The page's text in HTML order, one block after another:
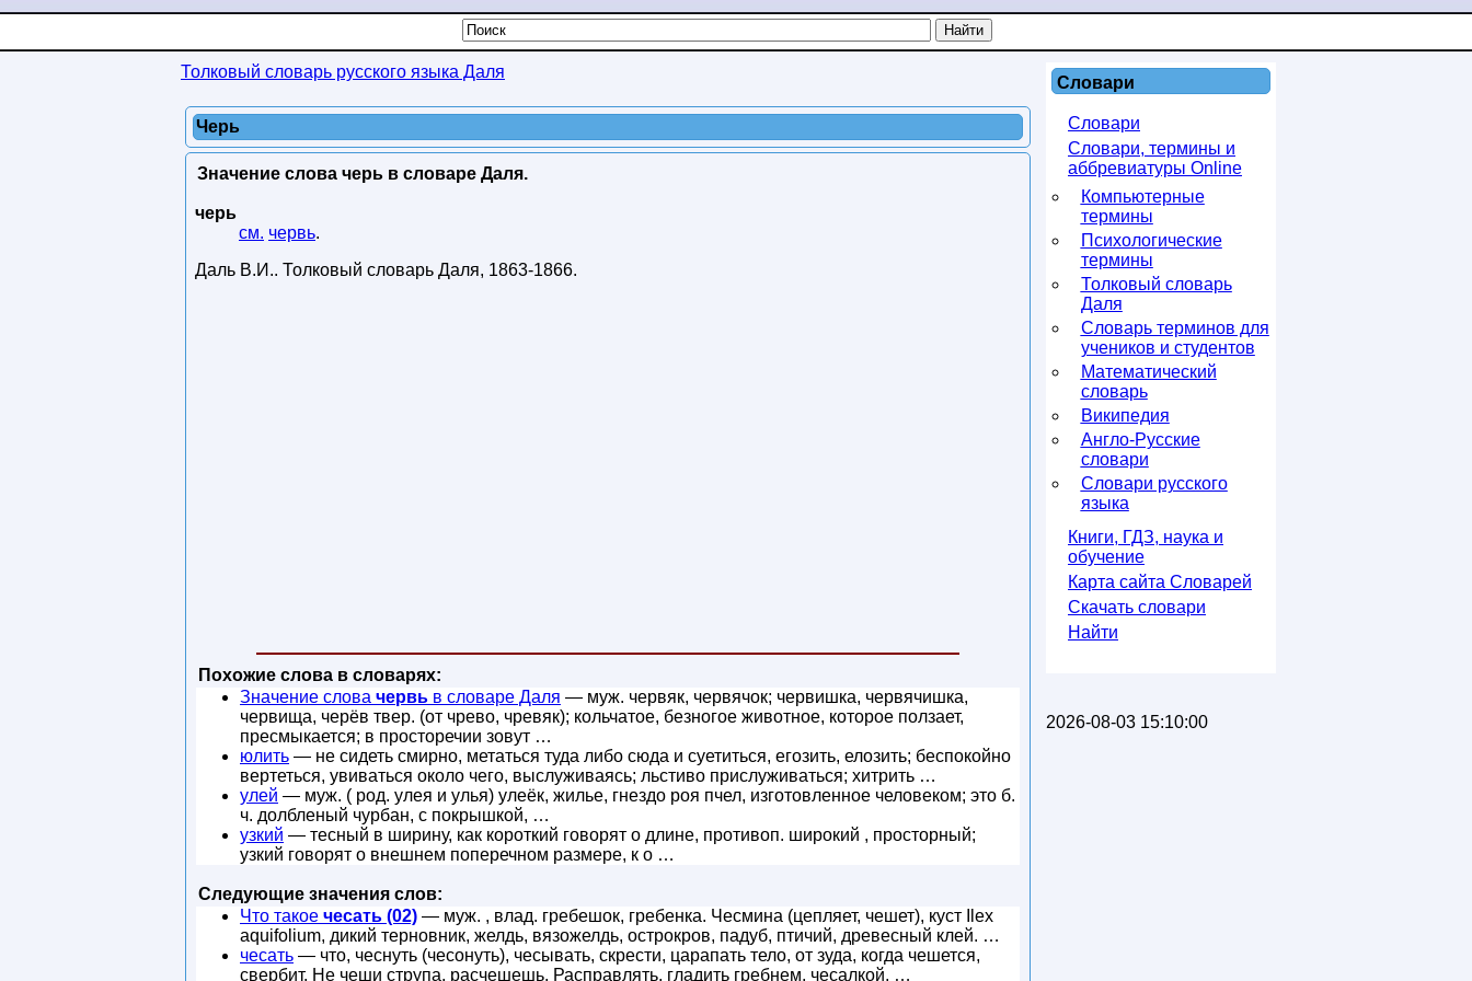
Толковый словарь русского языка Даля
Черь
Значение слова черь в словаре Даля.
черь
см. червь.
Даль В.И.. Толковый словарь Даля, 1863-1866.
Похожие слова в словарях:
Значение слова червь в словаре Даля — муж. червяк, червячок; червишка, червячишка,
червища, черёв твер. (от чрево, чревяк); кольчатое, безногое животное, которое ползает,
пресмыкается; в просторечии зовут …
юлить — не сидеть смирно, метаться туда либо сюда и суетиться, егозить, елозить; беспокойно
вертеться, увиваться около чего, выслуживаясь; льстиво прислуживаться; хитрить …
улей — муж. ( род. улея и улья) улеёк, жилье, гнездо роя пчел, изготовленное человеком; это б.
ч. долбленый чурбан, с покрышкой, …
узкий — тесный в ширину, как короткий говорят о длине, противоп. широкий , просторный;
узкий говорят о внешнем поперечном размере, к о …
Следующие значения слов:
Что такое чесать (02) — муж. , влад. гребешок, гребенка. Чесмина (цепляет, чешет), куст Ilex
aquifolium, дикий терновник, желдь, вязожелдь, острокров, падуб, птичий, древесный клей. …
чесать — что, чеснуть (чесонуть), чесывать, скрести, царапать тело, от зуда, когда чешется,
свербит. Не чеши струпа, расчешешь. Расправлять, гладить гребнем, чесалкой, …
Словари
Словари
Словари, термины и
аббревиатуры Online
Компьютерные
термины
Психологические
термины
Толковый словарь
Даля
Словарь терминов для
учеников и студентов
Математический
словарь
Википедия
Англо-Русские
словари
Словари русского
языка
Книги, ГДЗ, наука и
обучение
Карта сайта Словарей
Скачать словари
Найти
2026-08-03 15:10:00